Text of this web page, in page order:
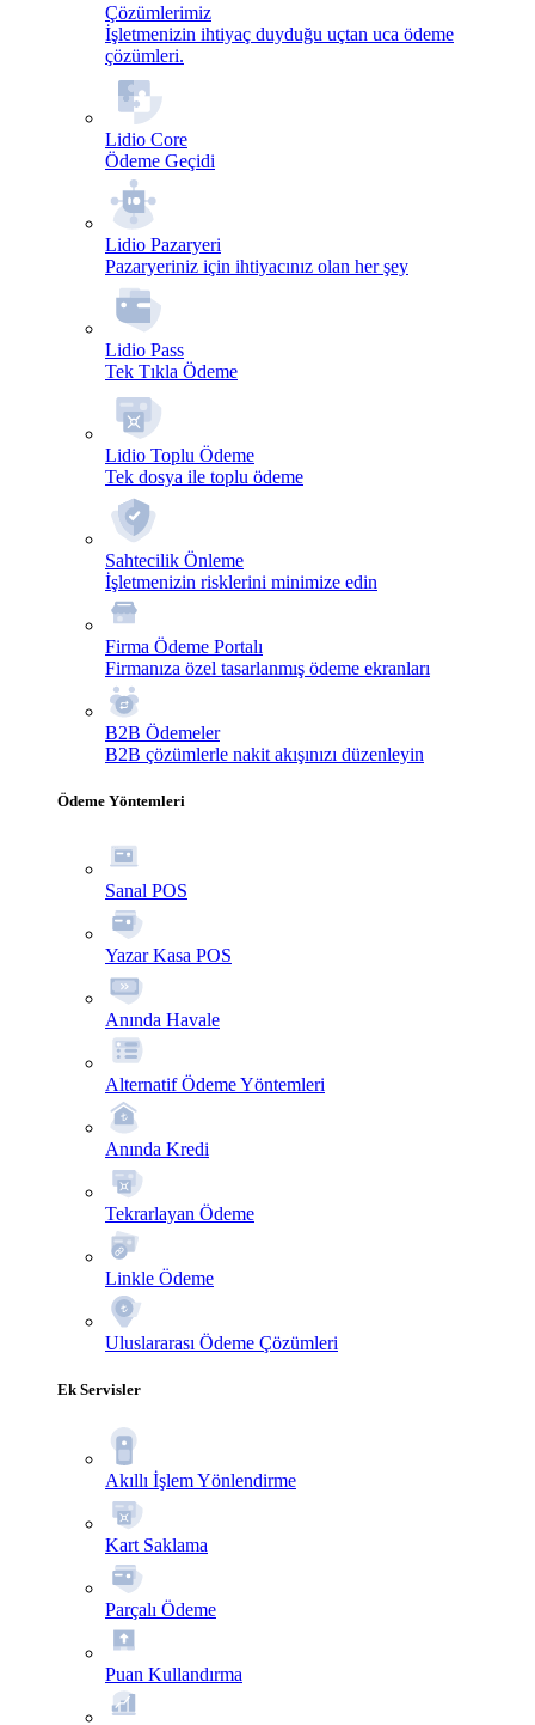
Çözümlerimiz
İşletmenizin ihtiyaç duyduğu uçtan uca ödeme
çözümleri.
Lidio Core
Ödeme Geçidi
Lidio Pazaryeri
Pazaryeriniz için ihtiyacınız olan her şey
Lidio Pass
Tek Tıkla Ödeme
Lidio Toplu Ödeme
Tek dosya ile toplu ödeme
Sahtecilik Önleme
İşletmenizin risklerini minimize edin
Firma Ödeme Portalı
Firmanıza özel tasarlanmış ödeme ekranları
B2B Ödemeler
B2B çözümlerle nakit akışınızı düzenleyin
Ödeme Yöntemleri
Sanal POS
Yazar Kasa POS
Anında Havale
Alternatif Ödeme Yöntemleri
Anında Kredi
Tekrarlayan Ödeme
Linkle Ödeme
Uluslararası Ödeme Çözümleri
Ek Servisler
Akıllı İşlem Yönlendirme
Kart Saklama
Parçalı Ödeme
Puan Kullandırma